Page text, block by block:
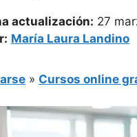
actualización: 27
María Laura Landino
» Cursos online